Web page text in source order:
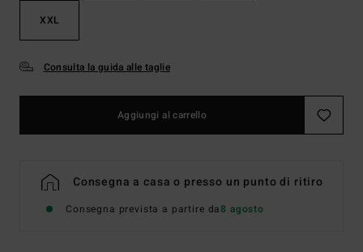
XXL
Consulta la guida alle taglie
Aggiungi al carrello
Consegna a casa o presso un punto di ritiro
Consegna prevista a partire da8 agosto